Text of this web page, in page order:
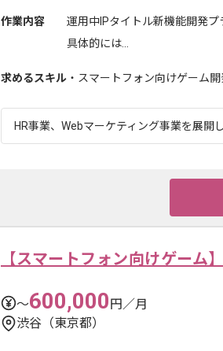
作業内容
運用中IPタイトル新機能開発
具体的には...
求めるスキル ・スマートフォン向けゲーム
HR事業、Webマーケティング事業を展開
【スマートフォン向けゲーム
〜600,000円／月
渋谷（東京都）